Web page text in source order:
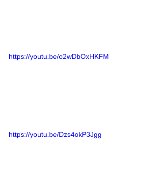
https://youtu.be/o2wDbOxHKFM
https://youtu.be/Dzs4okP3Jgg